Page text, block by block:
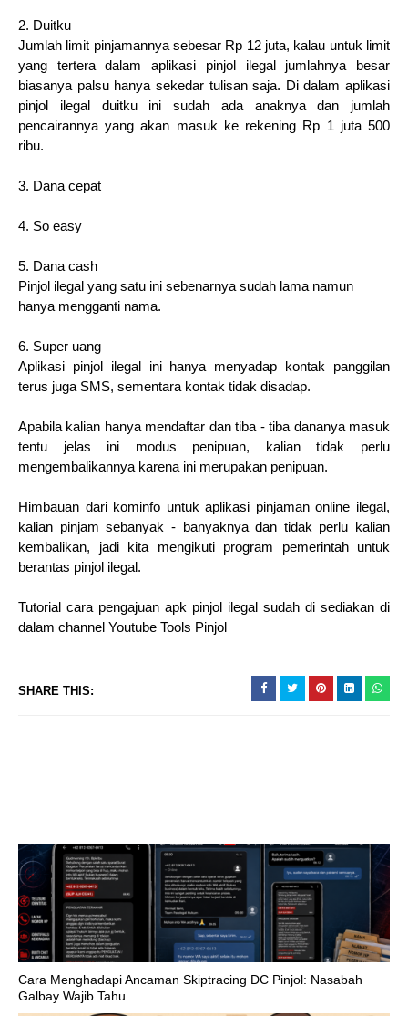
2. Duitku
Jumlah limit pinjamannya sebesar Rp 12 juta, kalau untuk limit
yang tertera dalam aplikasi pinjol ilegal jumlahnya besar
biasanya palsu hanya sekedar tulisan saja. Di dalam aplikasi
pinjol ilegal duitku ini sudah ada anaknya dan jumlah
pencairannya yang akan masuk ke rekening Rp 1 juta 500
ribu.
3. Dana cepat
4. So easy
5. Dana cash
Pinjol ilegal yang satu ini sebenarnya sudah lama namun
hanya mengganti nama.
6. Super uang
Aplikasi pinjol ilegal ini hanya menyadap kontak panggilan
terus juga SMS, sementara kontak tidak disadap.
Apabila kalian hanya mendaftar dan tiba - tiba dananya masuk
tentu jelas ini modus penipuan, kalian tidak perlu
mengembalikannya karena ini merupakan penipuan.
Himbauan dari kominfo untuk aplikasi pinjaman online ilegal,
kalian pinjam sebanyak - banyaknya dan tidak perlu kalian
kembalikan, jadi kita mengikuti program pemerintah untuk
berantas pinjol ilegal.
Tutorial cara pengajuan apk pinjol ilegal sudah di sediakan di
dalam channel Youtube Tools Pinjol
SHARE THIS:
Cara Menghadapi Ancaman Skiptracing DC Pinjol: Nasabah
Galbay Wajib Tahu